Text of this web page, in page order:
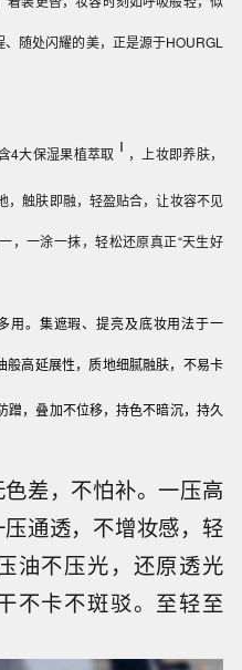
随处闪耀的美，正是源于HOURGL
4大保湿果植萃取 Ⅰ ，上妆即养肤，
，触肤即融，轻盈贴合，让妆容不见
，一涂一抹，轻松还原真正“天生好
用。集遮瑕、提亮及底妆用法于一
般高延展性，质地细腻融肤，不易卡
蹭，叠加不位移，持色不暗沉，持久
差，不怕补。一压高
通透，不增妆感，轻
油不压光，还原透光
不卡不斑驳。至轻至